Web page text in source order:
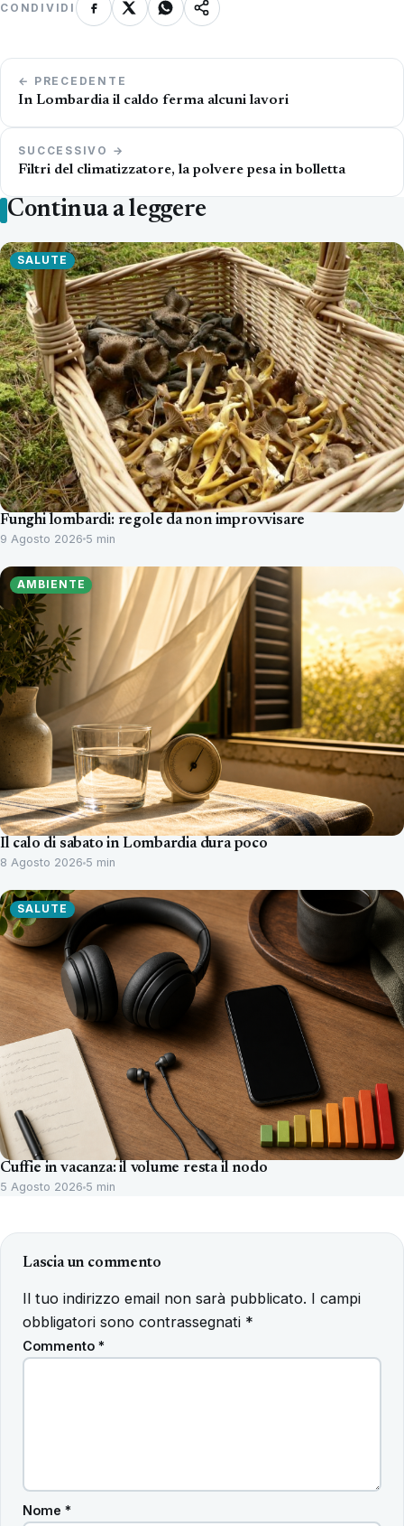
CONDIVIDI
Navigazione
articoli
← PRECEDENTE
In Lombardia il caldo ferma alcuni lavori
SUCCESSIVO →
Filtri del climatizzatore, la polvere pesa in bolletta
Continua a leggere
SALUTE
Funghi lombardi: regole da non improvvisare
9 Agosto 2026 5 min
AMBIENTE
Il calo di sabato in Lombardia dura poco
8 Agosto 2026 5 min
SALUTE
Cuffie in vacanza: il volume resta il nodo
5 Agosto 2026 5 min
Lascia un commento
Il tuo indirizzo email non sarà pubblicato. I campi
obbligatori sono contrassegnati *
Commento *
Nome *